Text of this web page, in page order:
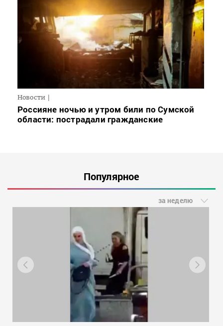
Новости
Россияне ночью и утром били по Сумской
области: пострадали гражданские
Популярное
за неделю